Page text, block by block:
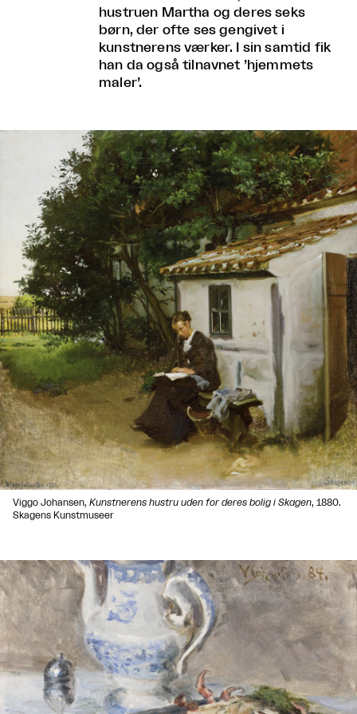
hustruen Martha og deres seks
børn, der ofte ses gengivet i
kunstnerens værker. I sin samtid fik
han da også tilnavnet ’hjemmets
maler’.
Viggo Johansen, Kunstnerens hustru uden for deres bolig i Skagen, 1880.
Skagens Kunstmuseer